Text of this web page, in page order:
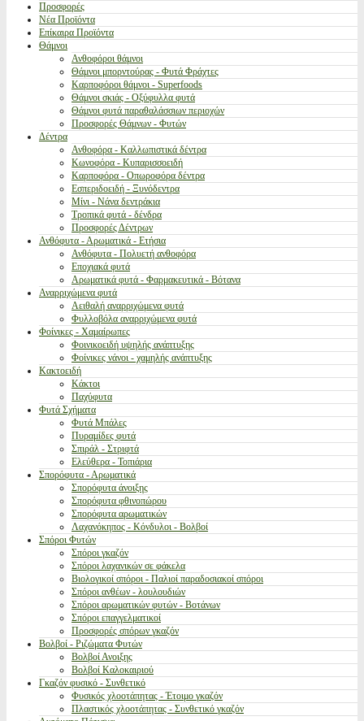
Προσφορές
Νέα Προϊόντα
Επίκαιρα Προϊόντα
Θάμνοι
Ανθοφόροι θάμνοι
Θάμνοι μπορντούρας - Φυτά Φράχτες
Καρποφόροι θάμνοι - Superfoods
Θάμνοι σκιάς - Οξύφυλλα φυτά
Θάμνοι φυτά παραθαλάσσιων περιοχών
Προσφορές Θάμνων - Φυτών
Δέντρα
Ανθοφόρα - Καλλωπιστικά δέντρα
Κωνοφόρα - Κυπαρισσοειδή
Καρποφόρα - Οπωροφόρα δέντρα
Εσπεριδοειδή - Ξυνόδεντρα
Μίνι - Νάνα δεντράκια
Τροπικά φυτά - δένδρα
Προσφορές Δέντρων
Ανθόφυτα - Αρωματικά - Ετήσια
Ανθόφυτα - Πολυετή ανθοφόρα
Εποχιακά φυτά
Αρωματικά φυτά - Φαρμακευτικά - Βότανα
Αναρριχώμενα φυτά
Αειθαλή αναρριχώμενα φυτά
Φυλλοβόλα αναρριχώμενα φυτά
Φοίνικες - Χαμαίρωπες
Φοινικοειδή υψηλής ανάπτυξης
Φοίνικες νάνοι - χαμηλής ανάπτυξης
Κακτοειδή
Κάκτοι
Παχύφυτα
Φυτά Σχήματα
Φυτά Μπάλες
Πυραμίδες φυτά
Σπιράλ - Στριφτά
Ελεύθερα - Τοπιάρια
Σπορόφυτα - Αρωματικά
Σπορόφυτα άνοιξης
Σπορόφυτα φθινοπώρου
Σπορόφυτα αρωματικών
Λαχανόκηπος - Κόνδυλοι - Βολβοί
Σπόροι Φυτών
Σπόροι γκαζόν
Σπόροι λαχανικών σε φάκελα
Βιολογικοί σπόροι - Παλιοί παραδοσιακοί σπόροι
Σπόροι ανθέων - λουλουδιών
Σπόροι αρωματικών φυτών - Βοτάνων
Σπόροι επαγγελματικοί
Προσφορές σπόρων γκαζόν
Βολβοί - Ριζώματα Φυτών
Βολβοί Ανοιξης
Βολβοί Καλοκαιριού
Γκαζόν φυσικό - Συνθετικό
Φυσικός χλοοτάπητας - Έτοιμο γκαζόν
Πλαστικός χλοοτάπητας - Συνθετικό γκαζόν